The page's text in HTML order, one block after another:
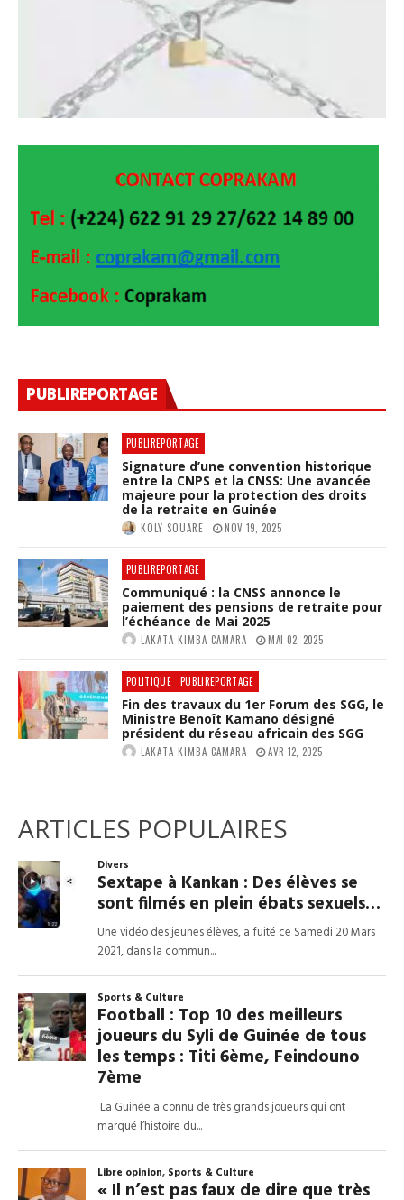
PUBLIREPORTAGE
PUBLIREPORTAGE
Signature d’une convention historique
entre la CNPS et la CNSS: Une avancée
majeure pour la protection des droits
de la retraite en Guinée
KOLY SOUARE NOV 19, 2025
PUBLIREPORTAGE
Communiqué : la CNSS annonce le
paiement des pensions de retraite pour
l’échéance de Mai 2025
LAKATA KIMBA CAMARA MAI 02, 2025
POLITIQUE PUBLIREPORTAGE
Fin des travaux du 1er Forum des SGG, le
Ministre Benoît Kamano désigné
président du réseau africain des SGG
LAKATA KIMBA CAMARA AVR 12, 2025
ARTICLES POPULAIRES